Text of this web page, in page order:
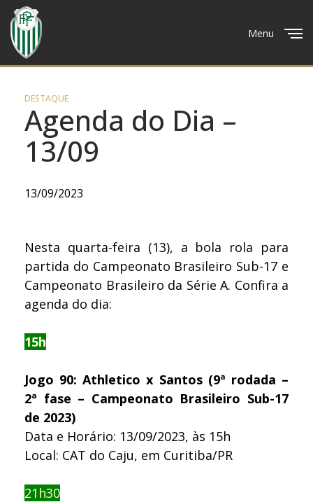
Menu
DESTAQUE
Agenda do Dia –
13/09
13/09/2023
Nesta quarta-feira (13), a bola rola para
partida do Campeonato Brasileiro Sub-17 e
Campeonato Brasileiro da Série A. Confira a
agenda do dia:
15h
Jogo 90: Athletico x Santos (9ª rodada –
2ª fase – Campeonato Brasileiro Sub-17
de 2023)
Data e Horário: 13/09/2023, às 15h
Local: CAT do Caju, em Curitiba/PR
21h30